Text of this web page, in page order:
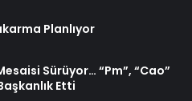
Planlıyor
Sürüyor… “Pm”, “Cao”
Etti